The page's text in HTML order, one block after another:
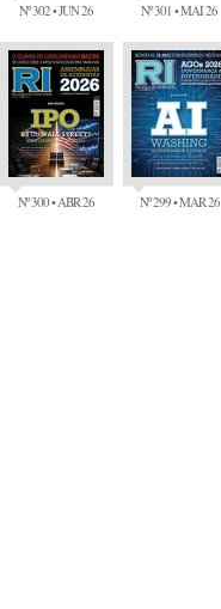
Nº 302 • JUN 26 Nº 301 • MAI 26
Nº 300 • ABR 26 Nº 299 • MAR 26